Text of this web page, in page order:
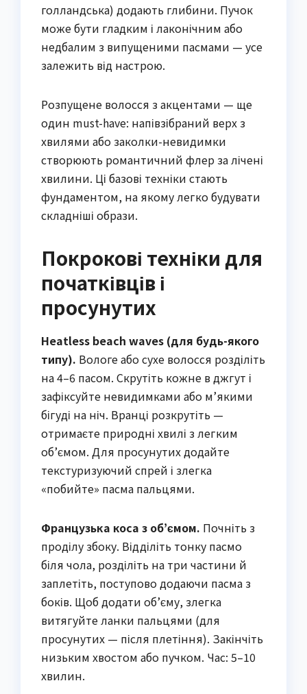
голландська) додають глибини. Пучок
може бути гладким і лаконічним або
недбалим з випущеними пасмами — усе
залежить від настрою.
Розпущене волосся з акцентами — ще
один must-have: напівзібраний верх з
хвилями або заколки-невидимки
створюють романтичний флер за лічені
хвилини. Ці базові техніки стають
фундаментом, на якому легко будувати
складніші образи.
Покрокові техніки для
початківців і
просунутих
Heatless beach waves (для будь-якого
типу). Вологе або сухе волосся розділіть
на 4–6 пасом. Скрутіть кожне в джгут і
зафіксуйте невидимками або м’якими
бігуді на ніч. Вранці розкрутіть —
отримаєте природні хвилі з легким
об’ємом. Для просунутих додайте
текстуризуючий спрей і злегка
«побийте» пасма пальцями.
Французька коса з об’ємом. Почніть з
проділу збоку. Відділіть тонку пасмо
біля чола, розділіть на три частини й
заплетіть, поступово додаючи пасма з
боків. Щоб додати об’єму, злегка
витягуйте ланки пальцями (для
просунутих — після плетіння). Закінчіть
низьким хвостом або пучком. Час: 5–10
хвилин.